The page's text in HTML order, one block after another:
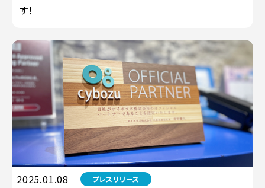
す！
2025.01.08 プレスリリース